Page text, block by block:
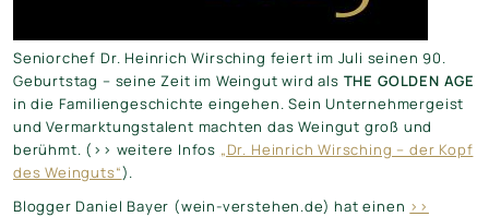
Seniorchef Dr. Heinrich Wirsching feiert im Juli seinen 90.
Geburtstag – seine Zeit im Weingut wird als THE GOLDEN AGE
in die Familiengeschichte eingehen. Sein Unternehmergeist
und Vermarktungstalent machten das Weingut groß und
berühmt. (>> weitere Infos „Dr. Heinrich Wirsching – der Kopf
des Weinguts“).
Blogger Daniel Bayer (wein-verstehen.de) hat einen >>